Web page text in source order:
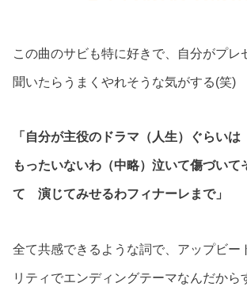
この曲のサビも特に好きで、自分がプレ
聞いたらうまくやれそうな気がする(笑)
「自分が主役のドラマ（人生）ぐらい
もったいないわ（中略）泣いて傷づいて
て 演じてみせるわフィナーレまで」
全て共感できるような詞で、アップビー
リティでエンディングテーマなんだから